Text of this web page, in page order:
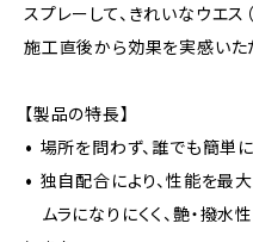
スプレーして、きれいなウエス
施工直後から効果を実感いた
【製品の特長】
• 場所を問わず、誰でも簡単
• 独自配合により、性能を最
ムラになりにくく、艶・撥水